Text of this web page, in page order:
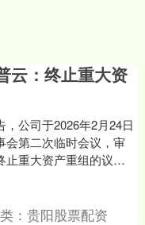
云：终止重大资
，公司于2026年2月24日
会第二次临时会议，审
止重大资产重组的议
通过支付现金和发行
克....
：贵阳股票配资